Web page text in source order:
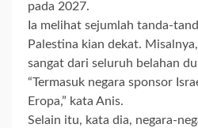
pada 2027.
Ia melihat sejumlah tanda-
Palestina kian dekat.
sangat dari seluruh belahan
“Termasuk negara sponsor
Eropa,” kata Anis.
Selain itu, kata dia, negara-